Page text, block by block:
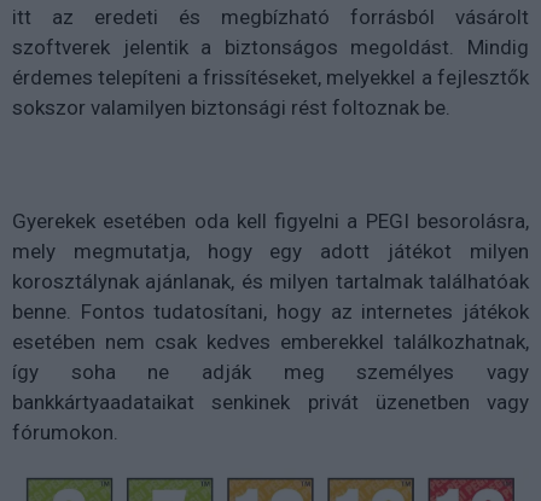
itt az eredeti és megbízható forrásból vásárolt
szoftverek jelentik a biztonságos megoldást. Mindig
érdemes telepíteni a frissítéseket, melyekkel a fejlesztők
sokszor valamilyen biztonsági rést foltoznak be.
Gyerekek esetében oda kell figyelni a PEGI besorolásra,
mely megmutatja, hogy egy adott játékot milyen
korosztálynak ajánlanak, és milyen tartalmak találhatóak
benne. Fontos tudatosítani, hogy az internetes játékok
esetében nem csak kedves emberekkel találkozhatnak,
így soha ne adják meg személyes vagy
bankkártyaadataikat senkinek privát üzenetben vagy
fórumokon.